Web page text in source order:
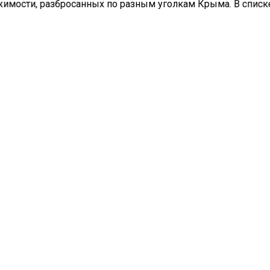
разбросанных по разным уголкам Крыма. В